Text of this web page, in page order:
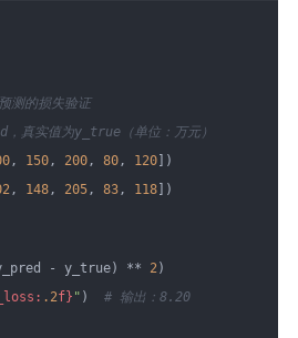
测的损失验证
真实值为y_true（单位：万元）
, 150, 200, 80, 120 ])
, 148, 205, 83, 118 ])
- y_true) ** 2)
.2f} " ) # 输出：8.20